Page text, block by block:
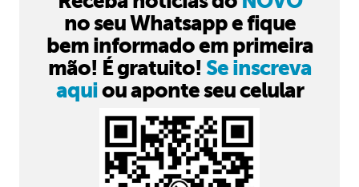
no seu Whatsapp e fique
bem informado em primeira
mão! É gratuito! Se inscreva
aquiou aponte seu celular